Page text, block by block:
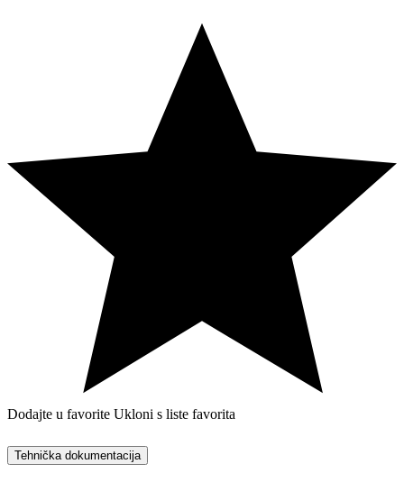
Dodajte u favorite Ukloni s liste favorita
Tehnička dokumentacija